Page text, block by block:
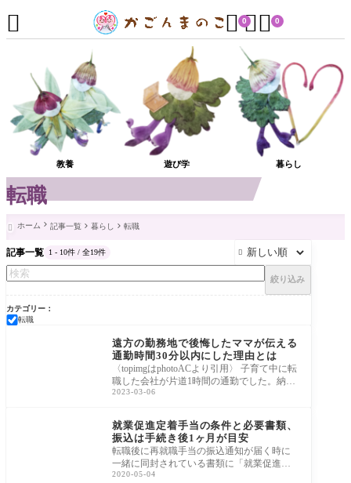
転職
教養 遊び学 暮らし
 0 0

 ホーム 記事一覧 暮らし 転職
記事一覧 1 - 10件 / 全19件 
絞り込み
カテゴリー
転職
遠方の勤務地で後悔したママが伝える
通勤時間30分以内にした理由とは
〈topimgはphotoACより引用〉 子育て中に転
職した会社が片道1時間の通勤でした。納得
して入社した1時間以上の通勤時間が生活の
2023-03-06
就業促進定着手当の条件と必要書類、
振込は手続き後1ヶ月が目安
転職後に再就職手当の振込通知が届く時に
一緒に同封されている書類に「就業促進定
着手当」があります。もらえる手当金があ
2020-05-04